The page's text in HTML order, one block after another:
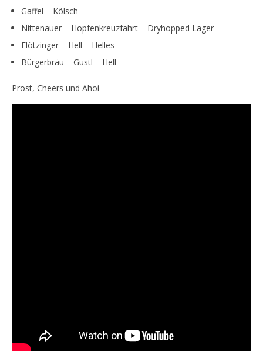
Gaffel – Kölsch
Nittenauer – Hopfenkreuzfahrt – Dryhopped Lager
Flötzinger – Hell – Helles
Bürgerbräu – Gustl – Hell
Prost, Cheers und Ahoi